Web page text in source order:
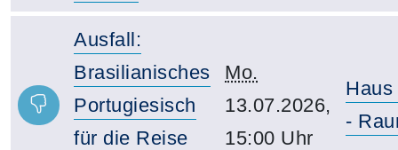
Ausfall:
Brasilianisches
Portugiesisch
für die Reise
Mo.
13.07.2026,
15:00 Uhr
-